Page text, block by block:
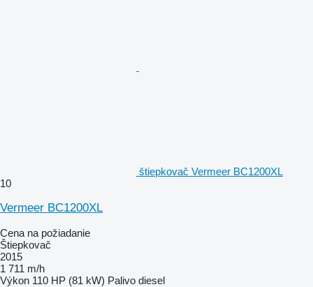
štiepkovač Vermeer BC1200XL
10
Vermeer BC1200XL
Cena na požiadanie
Štiepkovač
2015
1 711 m/h
Výkon 110 HP (81 kW) Palivo diesel